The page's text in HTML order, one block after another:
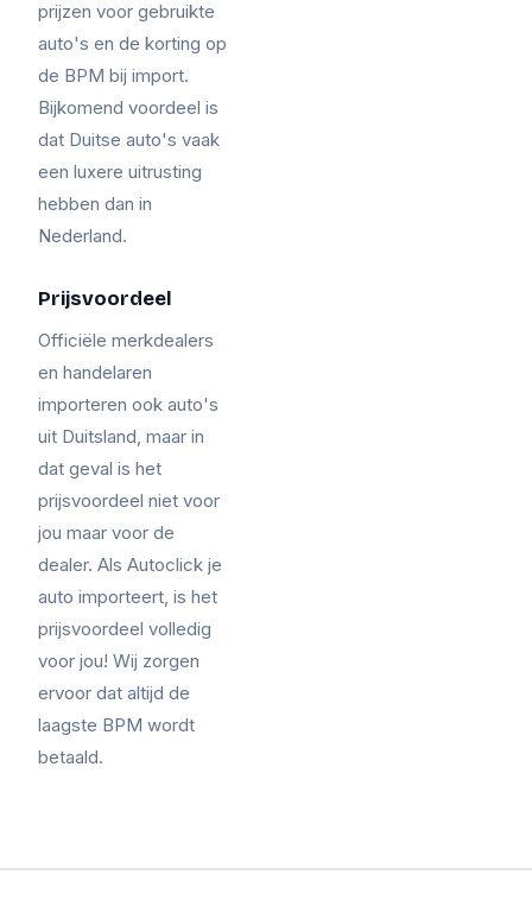
prijzen voor gebruikte
auto's en de korting op
de BPM bij import.
Bijkomend voordeel is
dat Duitse auto's vaak
een luxere uitrusting
hebben dan in
Nederland.
Prijsvoordeel
Officiële merkdealers
en handelaren
importeren ook auto's
uit Duitsland, maar in
dat geval is het
prijsvoordeel niet voor
jou maar voor de
dealer. Als Autoclick je
auto importeert, is het
prijsvoordeel volledig
voor jou! Wij zorgen
ervoor dat altijd de
laagste BPM wordt
betaald.